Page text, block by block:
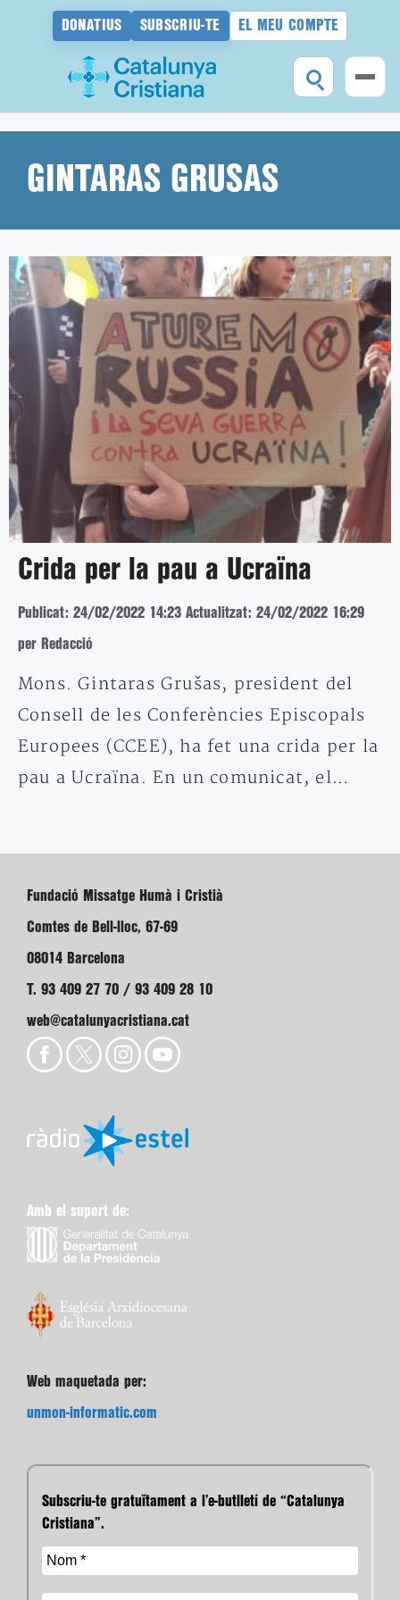
DONATIUS SUBSCRIU-TE EL MEU COMPTE
contingutGINTARAS GRUSAS
Crida per la pau a Ucraïna
Publicat: 24/02/2022 14:23 Actualitzat: 24/02/2022 16:29
per Redacció
Mons. Gintaras Grušas, president del
Consell de les Conferències Episcopals
Europees (CCEE), ha fet una crida per la
pau a Ucraïna. En un comunicat, el…
Fundació Missatge Humà i Cristià
Comtes de Bell-lloc, 67-69
08014 Barcelona
T. 93 409 27 70 / 93 409 28 10
web@catalunyacristiana.cat
Amb el suport de:
Web maquetada per:
unmon-informatic.com
Subscriu-te gratuïtament a l’e-butlletí de “Catalunya
Cristiana”.